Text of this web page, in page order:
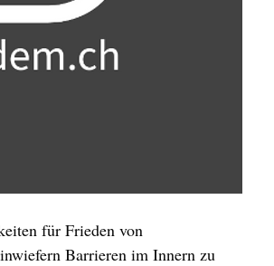
für Frieden von
Barrieren im Innern zu